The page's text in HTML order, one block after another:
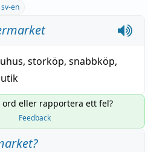
sv-en
, storköp, snabbköp,
eller rapportera ett fel?
Feedback
?